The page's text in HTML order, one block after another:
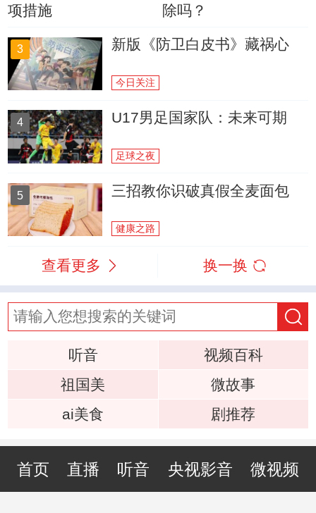
项措施
除吗？
3 新版《防卫白皮书》藏祸心
今日关注
4 U17男足国家队：未来可期
足球之夜
5 三招教你识破真假全麦面包
健康之路
查看更多 换一换
听音
视频百科
祖国美
微故事
ai美食
剧推荐
首页 直播 听音 央视影音 微视频